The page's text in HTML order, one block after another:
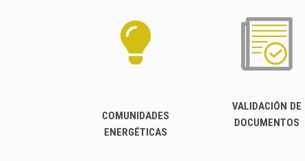
COMUNIDADES
ENERGÉTICAS
VALIDACIÓN DE
DOCUMENTOS